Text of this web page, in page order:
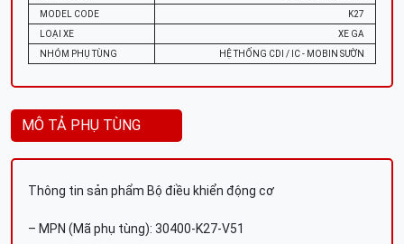
MODEL CODE
K27
LOẠI XE
XE GA
NHÓM PHỤ TÙNG
HỆ THỐNG CDI / IC - MOBIN SƯỜN
MÔ TẢ PHỤ TÙNG
Thông tin sản phẩm Bộ điều khiển động cơ
– MPN (Mã phụ tùng): 30400-K27-V51